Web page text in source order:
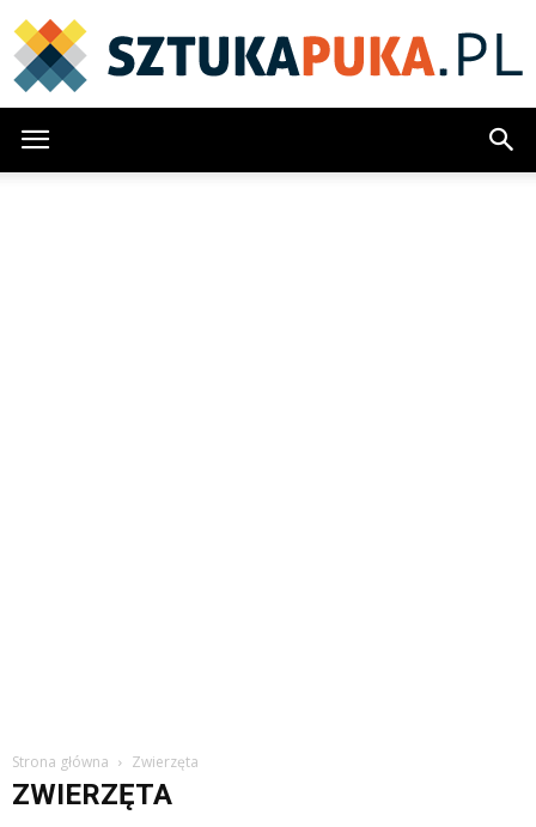
Strona główna Zwierzęta
ZWIERZĘTA